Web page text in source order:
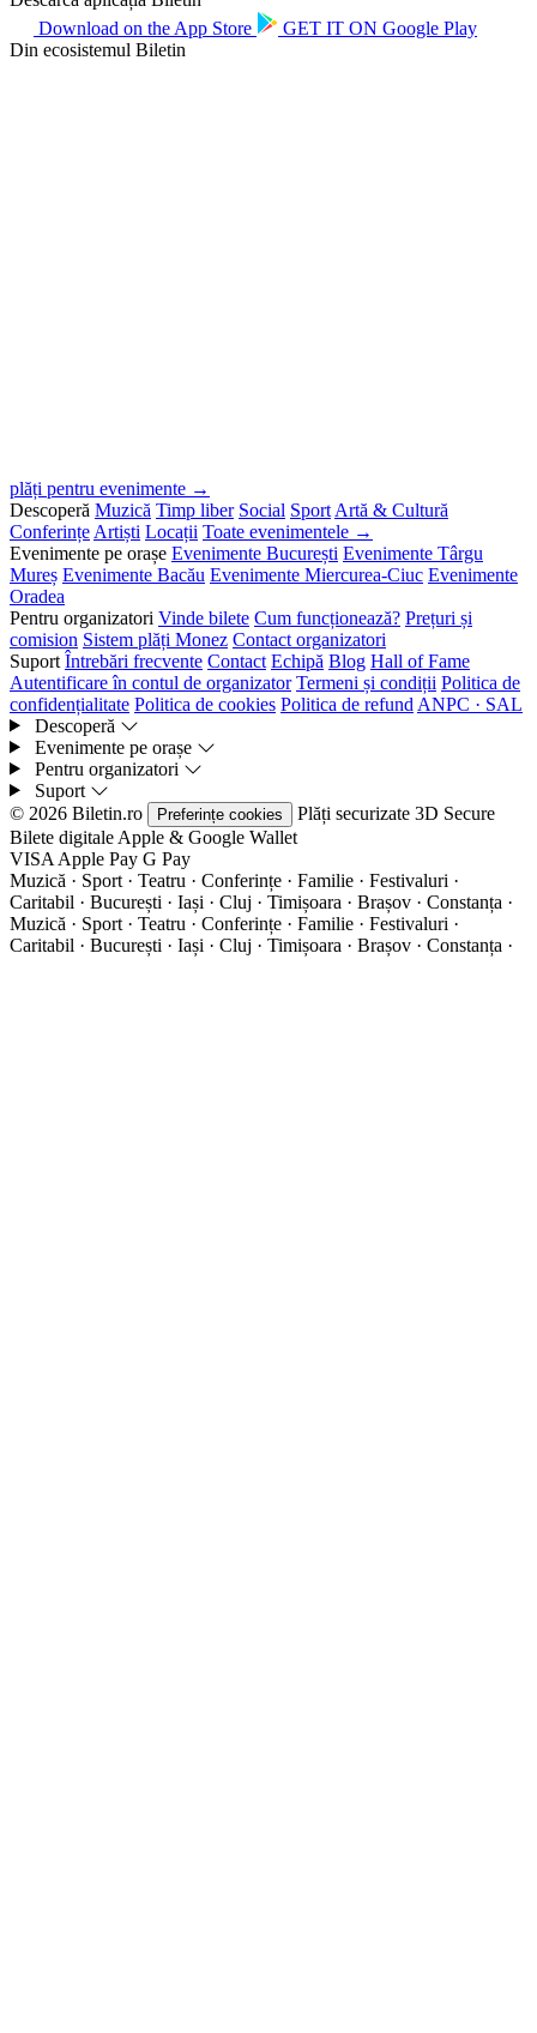
Download on the App Store GET IT ON Google Play
Din ecosistemul Biletin
plăți pentru evenimente →
Descoperă Muzică Timp liber Social Sport Artă & Cultură
Conferințe Artiști Locații Toate evenimentele →
Evenimente pe orașe Evenimente București Evenimente Târgu
Mureș Evenimente Bacău Evenimente Miercurea-Ciuc Evenimente
Oradea
Pentru organizatori Vinde bilete Cum funcționează? Prețuri și
comision Sistem plăți Monez Contact organizatori
Suport Întrebări frecvente Contact Echipă Blog Hall of Fame
Autentificare în contul de organizator Termeni și condiții Politica de
confidențialitate Politica de cookies Politica de refund ANPC · SAL
Descoperă
Evenimente pe orașe
Pentru organizatori
Suport
© 2026 Biletin.ro
Preferințe cookies Plăți securizate 3D Secure
Bilete digitale Apple & Google Wallet
VISA Apple Pay G Pay
Muzică · Sport · Teatru · Conferințe · Familie · Festivaluri ·
Caritabil · București · Iași · Cluj · Timișoara · Brașov · Constanța ·
Muzică · Sport · Teatru · Conferințe · Familie · Festivaluri ·
Caritabil · București · Iași · Cluj · Timișoara · Brașov · Constanța ·